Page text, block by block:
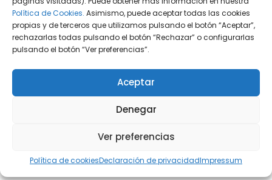
Política de Cookies. Asimismo, puede aceptar todas las cookies
propias y de terceros que utilizamos pulsando el botón “Aceptar”,
rechazarlas todas pulsando el botón “Rechazar” o configurarlas
pulsando el botón “Ver preferencias”.
Aceptar
Denegar
Ver preferencias
Política de cookiesDeclaración de privacidadImpressum
Prensa(2)
Propiedad intelectual e industrial
Protección de datos(40)
(24)